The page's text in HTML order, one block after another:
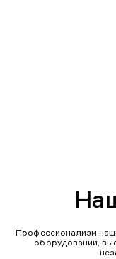
Профессионализм
оборудовании,